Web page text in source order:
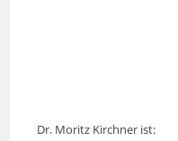
Dr. Moritz Kirchner ist: